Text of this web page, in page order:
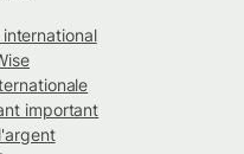
important